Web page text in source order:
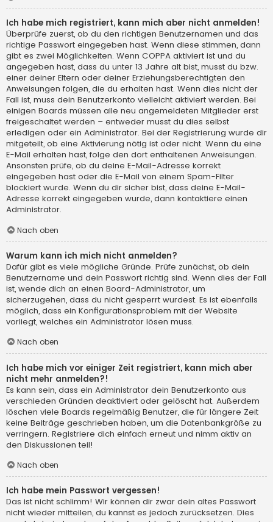
Ich habe mich registriert, kann mich aber nicht anmelden!
Überprüfe zuerst, ob du den richtigen Benutzernamen und das
richtige Passwort eingegeben hast. Wenn diese stimmen, dann
gibt es zwei Möglichkeiten. Wenn COPPA aktiviert ist und du
angegeben hast, dass du unter 13 Jahre alt bist, musst du bzw.
einer deiner Eltern oder deiner Erziehungsberechtigten den
Anweisungen folgen, die du erhalten hast. Wenn dies nicht der
Fall ist, muss dein Benutzerkonto vielleicht aktiviert werden. Bei
einigen Boards müssen alle neu angemeldeten Mitglieder erst
freigeschaltet werden – entweder musst du dies selbst
erledigen oder ein Administrator. Bei der Registrierung wurde dir
mitgeteilt, ob eine Aktivierung nötig ist oder nicht. Wenn du eine
E-Mail erhalten hast, folge den dort enthaltenen Anweisungen.
Ansonsten prüfe, ob du deine E-Mail-Adresse korrekt
eingegeben hast oder die E-Mail von einem Spam-Filter
blockiert wurde. Wenn du dir sicher bist, dass deine E-Mail-
Adresse korrekt eingegeben wurde, dann kontaktiere einen
Administrator.
Nach oben
Warum kann ich mich nicht anmelden?
Dafür gibt es viele mögliche Gründe. Prüfe zunächst, ob dein
Benutzername und dein Passwort richtig sind. Wenn dies der Fall
ist, wende dich an einen Board-Administrator, um
sicherzugehen, dass du nicht gesperrt wurdest. Es ist ebenfalls
möglich, dass ein Konfigurationsproblem mit der Website
vorliegt, welches ein Administrator lösen muss.
Nach oben
Ich habe mich vor einiger Zeit registriert, kann mich aber
nicht mehr anmelden?!
Es kann sein, dass ein Administrator dein Benutzerkonto aus
verschieden Gründen deaktiviert oder gelöscht hat. Außerdem
löschen viele Boards regelmäßig Benutzer, die für längere Zeit
keine Beiträge geschrieben haben, um die Datenbankgröße zu
verringern. Registriere dich einfach erneut und nimm aktiv an
den Diskussionen teil!
Nach oben
Ich habe mein Passwort vergessen!
Das ist nicht schlimm! Wir können dir zwar dein altes Passwort
nicht wieder mitteilen, du kannst es jedoch zurücksetzen. Dies